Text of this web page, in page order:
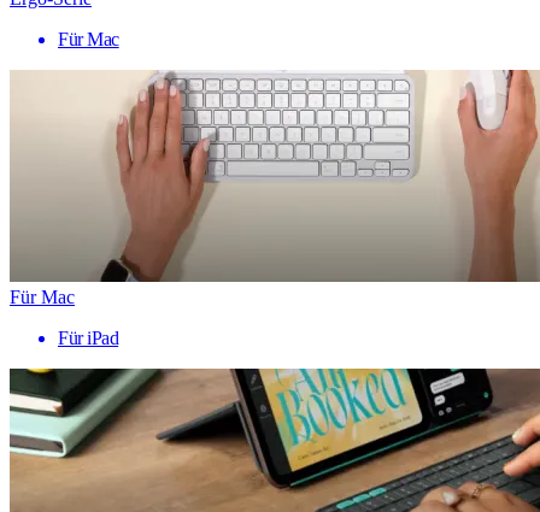
Für Mac
Für Mac
Für iPad